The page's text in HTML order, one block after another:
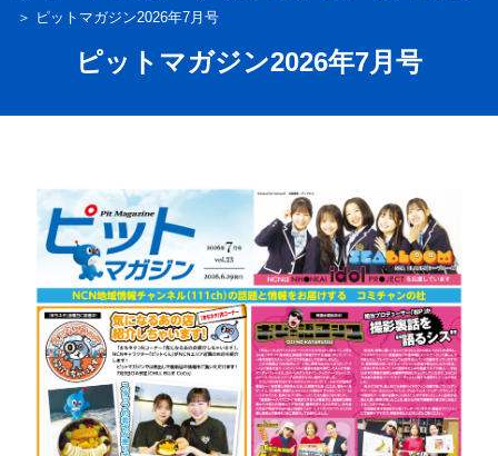
＞ ピットマガジン2026年7月号
ピットマガジン2026年7月号